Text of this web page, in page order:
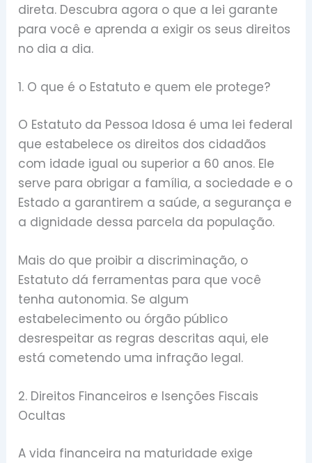
direta. Descubra agora o que a lei garante
para você e aprenda a exigir os seus direitos
no dia a dia.
1. O que é o Estatuto e quem ele protege?
O Estatuto da Pessoa Idosa é uma lei federal
que estabelece os direitos dos cidadãos
com idade igual ou superior a 60 anos. Ele
serve para obrigar a família, a sociedade e o
Estado a garantirem a saúde, a segurança e
a dignidade dessa parcela da população.
Mais do que proibir a discriminação, o
Estatuto dá ferramentas para que você
tenha autonomia. Se algum
estabelecimento ou órgão público
desrespeitar as regras descritas aqui, ele
está cometendo uma infração legal.
2. Direitos Financeiros e Isenções Fiscais
Ocultas
A vida financeira na maturidade exige